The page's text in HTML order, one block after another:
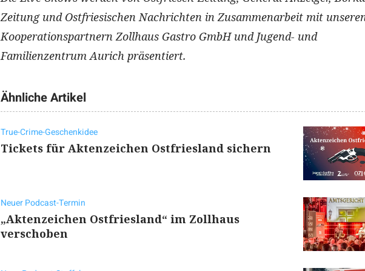
Zeitung und Ostfriesischen Nachrichten in Zusammenarbeit mit
Kooperationspartnern Zollhaus Gastro GmbH und Jugend- und
Familienzentrum Aurich präsentiert.
Ähnliche Artikel
True-Crime-Geschenkidee
Tickets für Aktenzeichen Ostfriesland sichern
Neuer Podcast-Termin
„Aktenzeichen Ostfriesland“ im Zollhaus
verschoben